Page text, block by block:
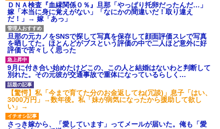
【GIF】JSのカンチョーワロ
タ
後続車にクラクションを鳴ら
され彼氏が逆切れ。「何クラク
ション鳴らしてんだ！降りてこ
いよ！」と怒鳴りだし...
【衝撃】報酬100万円超の治験
募集がこちらｗｗｗｗｗ(※画像
あり)
【ネット騒然】惨殺されたタ
ワマン頂き女子のこの動画、す
げえええええｗｗｗｗｗｗｗｗ
ｗｗｗ
【愕然】白のクラウン俺氏、
高速道路左車線を制限速度で走
った結果wwwwwwwwwwww
ＤＮＡ検査『血縁関係０％』旦那「やっぱり托卵だったんだ…」
嫁「本当に身に覚えがない」「なにかの間違いだ！取り違え
だ！」→ 嫁「あっ」
旦那の元カノをSNSで探して写真を保存して顔面評価スレで写真
を晒してた。ほとんどがブスという評価の中で二人ほど意外に好
評価で苦々しく思った
9月に付き合い始めたけどこの、この人と結婚はないわと判断して
別れた。その元彼が交通事故で重体になっているらしく…
【驚愕】私「今まで育てた分のお金返してね(冗談)」息子「はい、
3000万円」→数年後。私「妹が病気になったから援助して欲し
い」→
さっき嫁から、「愛しています」ってメールが届いた。俺も「愛